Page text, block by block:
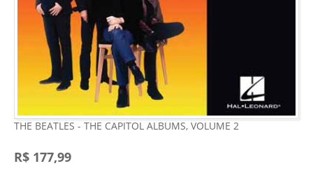
THE BEATLES - THE CAPITOL ALBUMS, VOLUME 2
R$ 177,99